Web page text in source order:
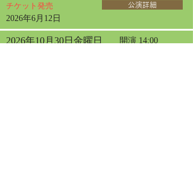
チケット発売
2026年6月12日
公演詳細
2026年10月30日金曜日 開演 14:00